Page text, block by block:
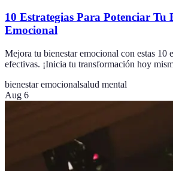
10 Estrategias Para Potenciar Tu
Emocional
Mejora tu bienestar emocional con estas 10
efectivas. ¡Inicia tu transformación hoy
bienestar emocionalsalud mental
Aug 6